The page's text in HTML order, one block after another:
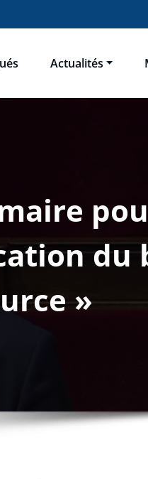
Actualités
»